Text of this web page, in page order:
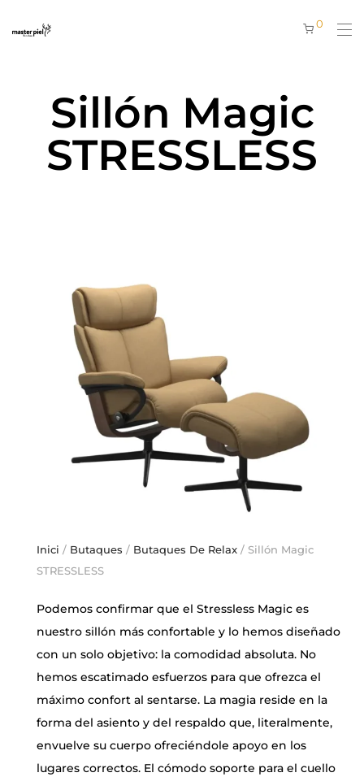
0
Sillón Magic
STRESSLESS
Inici / Butaques / Butaques De Relax / Sillón Magic
STRESSLESS
Podemos confirmar que el Stressless Magic es
nuestro sillón más confortable y lo hemos diseñado
con un solo objetivo: la comodidad absoluta. No
hemos escatimado esfuerzos para que ofrezca el
máximo confort al sentarse. La magia reside en la
forma del asiento y del respaldo que, literalmente,
envuelve su cuerpo ofreciéndole apoyo en los
lugares correctos. El cómodo soporte para el cuello